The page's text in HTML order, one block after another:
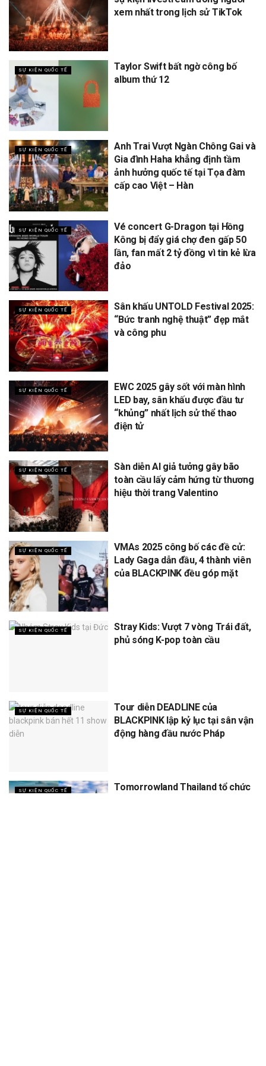
xem nhất trong lịch sử TikTok
SỰ KIỆN QUỐC TẾ
Taylor Swift bất ngờ công bố
album thứ 12
SỰ KIỆN QUỐC TẾ
Anh Trai Vượt Ngàn Chông Gai và
Gia đình Haha khẳng định tầm
ảnh hưởng quốc tế tại Tọa đàm
cấp cao Việt – Hàn
SỰ KIỆN QUỐC TẾ
Vé concert G-Dragon tại Hồng
Kông bị đẩy giá chợ đen gấp 50
lần, fan mất 2 tỷ đồng vì tin kẻ lừa
đảo
SỰ KIỆN QUỐC TẾ
Sân khấu UNTOLD Festival 2025:
“Bức tranh nghệ thuật” đẹp mắt
và công phu
SỰ KIỆN QUỐC TẾ
EWC 2025 gây sốt với màn hình
LED bay, sân khấu được đầu tư
“khủng” nhất lịch sử thể thao
điện tử
SỰ KIỆN QUỐC TẾ
Sàn diễn AI giả tưởng gây bão
toàn cầu lấy cảm hứng từ thương
hiệu thời trang Valentino
SỰ KIỆN QUỐC TẾ
VMAs 2025 công bố các đề cử:
Lady Gaga dẫn đầu, 4 thành viên
của BLACKPINK đều góp mặt
SỰ KIỆN QUỐC TẾ
Stray Kids: Vượt 7 vòng Trái đất,
phủ sóng K-pop toàn cầu
SỰ KIỆN QUỐC TẾ
Tour diễn DEADLINE của
BLACKPINK lập kỷ lục tại sân vận
động hàng đầu nước Pháp
SỰ KIỆN QUỐC TẾ
Tomorrowland Thailand tổ chức